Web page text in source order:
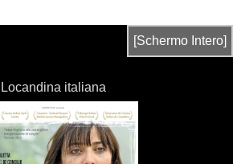
[Schermo Intero]
Locandina italiana